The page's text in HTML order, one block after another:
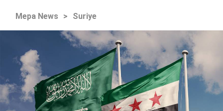
Mepa News > Suriye